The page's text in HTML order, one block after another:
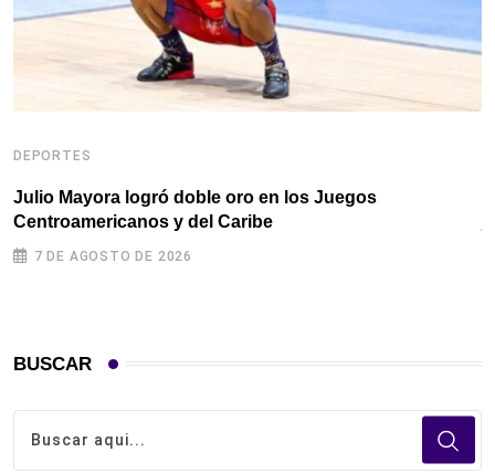
DEPORTES
Julio Mayora logró doble oro en los Juegos
Centroamericanos y del Caribe
7 DE AGOSTO DE 2026
BUSCAR